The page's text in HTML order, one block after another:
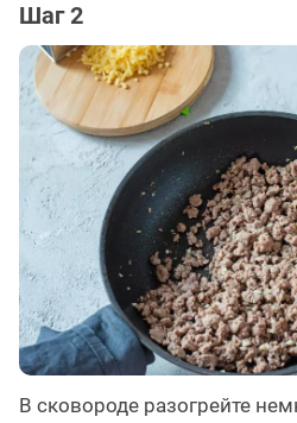
Шаг 2
В сковороде разогрейте